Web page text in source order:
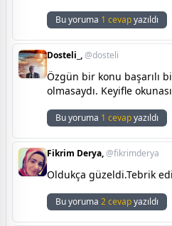
Bu yoruma 1 cevapyazıldı
Dosteli_,@dosteli
Özgün bir konu başarılı
olmasaydı. Keyifle
Bu yoruma 1 cevapyazıldı
Fikrim Derya,@fikrimderya
Oldukça güzeldi.Tebrik
Bu yoruma 2 cevapyazıldı